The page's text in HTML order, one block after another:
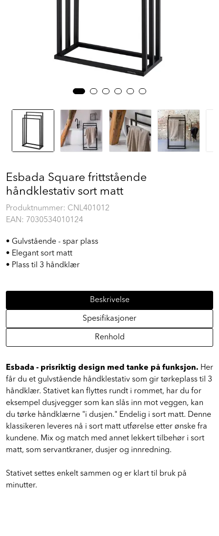
Esbada Square frittstående
håndklestativ sort matt
Produktnummer: CNL401012
EAN: 7030534010124
• Gulvstående - spar plass
• Elegant sort matt
• Plass til 3 håndklær
Beskrivelse
Spesifikasjoner
Renhold
Esbada - prisriktig design med tanke på funksjon. Her
får du et gulvstående håndklestativ som gir tørkeplass til 3
håndklær. Stativet kan flyttes rundt i rommet, har du for
eksempel dusjvegger som kan slås inn mot veggen, kan
du tørke håndklærne "i dusjen." Endelig i sort matt. Denne
klassikeren leveres nå i sort matt utførelse etter ønske fra
kundene. Mix og match med annet lekkert tilbehør i sort
matt, som servantkraner, dusjer og innredning.
Stativet settes enkelt sammen og er klart til bruk på
minutter.
Still et spørsmål
Min side